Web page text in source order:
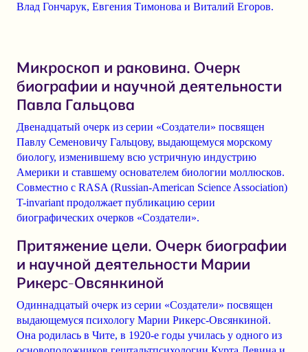
Влад Гончарук, Евгения Тимонова и Виталий Егоров.
Микроскоп и раковина. Очерк
биографии и научной деятельности
Павла Гальцова
Двенадцатый очерк из серии «Создатели» посвящен
Павлу Семеновичу Гальцову, выдающемуся морскому
биологу, изменившему всю устричную индустрию
Америки и ставшему основателем биологии моллюсков.
Совместно с RASA (Russian-American Science Association)
T-invariant продолжает публикацию серии
биографических очерков «Создатели».
Притяжение цели. Очерк биографии
и научной деятельности Марии
Рикерс-Овсянкиной
Одиннадцатый очерк из серии «Создатели» посвящен
выдающемуся психологу Марии Рикерс-Овсянкиной.
Она родилась в Чите, в 1920-е годы училась у одного из